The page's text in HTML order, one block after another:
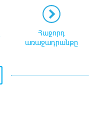
Հաջորդ
առաջադրանքը